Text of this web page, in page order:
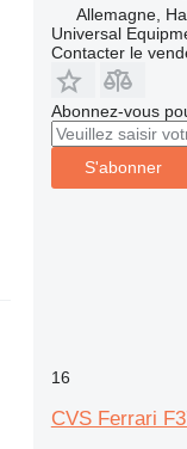
Allemagne,
Universal
Contacter le
Abonnez-vous
S'abonner
16
CVS Ferrari